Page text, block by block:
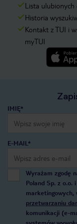
Lista ulubionych
Historia
Kontakt z TUI i
myTUI
IMIĘ*
E-MAIL*
Wyrażam zgodę
Poland Sp. z o.o.
marketingowych,
przetwarzaniu
komunikacji (e-